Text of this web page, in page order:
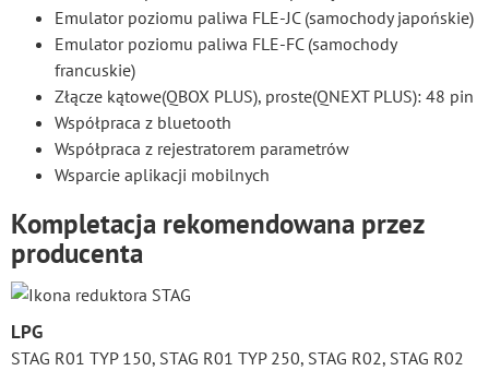
Emulator poziomu paliwa FLE-JC (samochody japońskie)
Emulator poziomu paliwa FLE-FC (samochody
francuskie)
Złącze kątowe(QBOX PLUS), proste(QNEXT PLUS): 48 pin
Współpraca z bluetooth
Współpraca z rejestratorem parametrów
Wsparcie aplikacji mobilnych
Kompletacja rekomendowana przez
producenta
LPG
STAG R01 TYP 150, STAG R01 TYP 250, STAG R02, STAG R02